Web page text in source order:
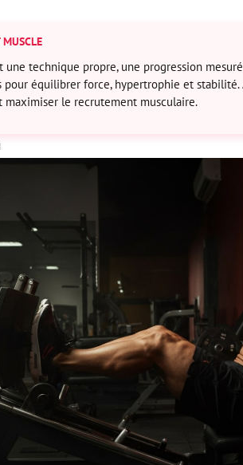
MUSCLE
technique propre, une progression
pour équilibrer force, hypertrophie et
le recrutement musculaire.